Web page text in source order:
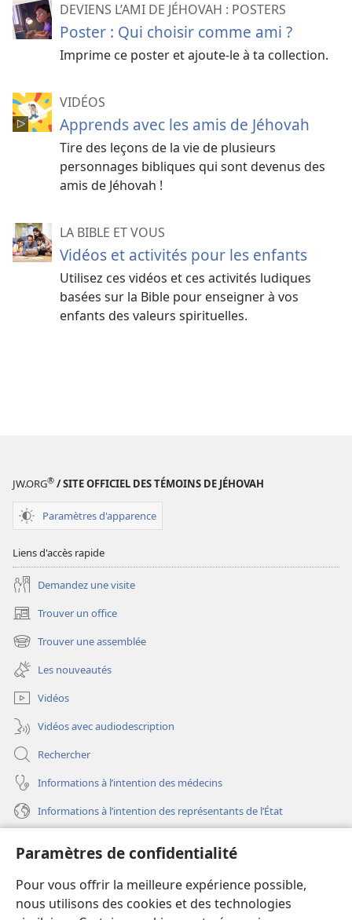
Paramètres de confidentialité
Pour vous offrir la meilleure expérience possible,
nous utilisons des cookies et des technologies
DEVIENS L’AMI DE JÉHOVAH : POSTERS
Poster : Qui choisir comme ami ?
Imprime ce poster et ajoute-le à ta collection.
VIDÉOS
Apprends avec les amis de Jéhovah
Tire des leçons de la vie de plusieurs
personnages bibliques qui sont devenus des
amis de Jéhovah !
LA BIBLE ET VOUS
Vidéos et activités pour les enfants
Utilisez ces vidéos et ces activités ludiques
basées sur la Bible pour enseigner à vos
enfants des valeurs spirituelles.
JW.ORG® / SITE OFFICIEL DES TÉMOINS DE JÉHOVAH
Paramètres d'apparence
Liens d'accès rapide
Demandez une visite
Trouver un office
(ouvre
une
nouvelle
fenêtre)
Trouver une assemblée
(ouvre
une
nouvelle
fenêtre)
Les nouveautés
Vidéos
Vidéos avec audiodescription
Rechercher
Informations à l’intention des médecins
Informations à l’intention des représentants de l’État
(ouvre
une
nouvelle